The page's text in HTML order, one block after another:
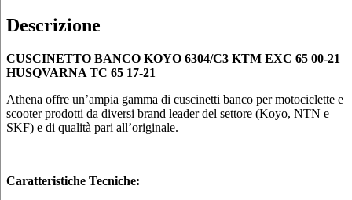
Descrizione
CUSCINETTO BANCO KOYO 6304/C3 KTM EXC 65 00-21
HUSQVARNA TC 65 17-21
Athena offre un’ampia gamma di cuscinetti banco per motociclette e
scooter prodotti da diversi brand leader del settore (Koyo, NTN e
SKF) e di qualità pari all’originale.
Caratteristiche Tecniche: